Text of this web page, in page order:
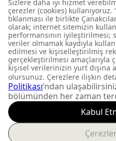
Satış Noktaları
Montaj Bilgileri
Müşteri İletişim Merkezi